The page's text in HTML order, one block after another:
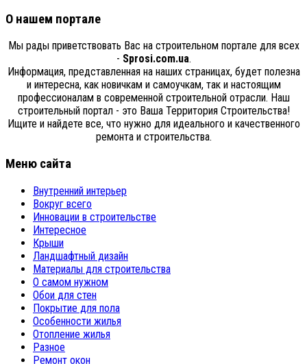
О нашем портале
Мы рады приветствовать Вас на строительном портале для всех
- Sprosi.com.ua.
Информация, представленная на наших страницах, будет полезна
и интересна, как новичкам и самоучкам, так и настоящим
профессионалам в современной строительной отрасли. Наш
строительный портал - это Ваша Территория Строительства!
Ищите и найдете все, что нужно для идеального и качественного
ремонта и строительства.
Меню сайта
Внутренний интерьер
Вокруг всего
Инновации в строительстве
Интересное
Крыши
Ландшафтный дизайн
Материалы для строительства
О самом нужном
Обои для стен
Покрытие для пола
Особенности жилья
Отопление жилья
Разное
Ремонт окон